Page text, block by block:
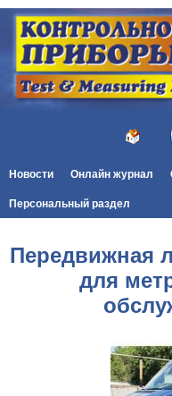
Новости Онлайн журнал
Персональный раздел
Передвижная
для